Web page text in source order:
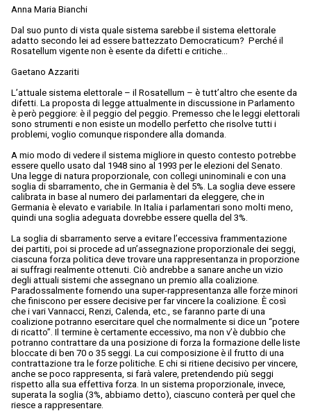
Anna Maria Bianchi
Dal suo punto di vista quale sistema sarebbe il sistema elettorale
adatto secondo lei ad essere battezzato Democraticum? Perché il
Rosatellum vigente non è esente da difetti e critiche…
Gaetano Azzariti
L’attuale sistema elettorale – il Rosatellum – è tutt’altro che esente da
difetti. La proposta di legge attualmente in discussione in Parlamento
è però peggiore: è il peggio del peggio. Premesso che le leggi elettorali
sono strumenti e non esiste un modello perfetto che risolve tutti i
problemi, voglio comunque rispondere alla domanda.
A mio modo di vedere il sistema migliore in questo contesto potrebbe
essere quello usato dal 1948 sino al 1993 per le elezioni del Senato.
Una legge di natura proporzionale, con collegi uninominali e con una
soglia di sbarramento, che in Germania è del 5%. La soglia deve essere
calibrata in base al numero dei parlamentari da eleggere, che in
Germania è elevato e variabile. In Italia i parlamentari sono molti meno,
quindi una soglia adeguata dovrebbe essere quella del 3%.
La soglia di sbarramento serve a evitare l’eccessiva frammentazione
dei partiti, poi si procede ad un’assegnazione proporzionale dei seggi,
ciascuna forza politica deve trovare una rappresentanza in proporzione
ai suffragi realmente ottenuti. Ciò andrebbe a sanare anche un vizio
degli attuali sistemi che assegnano un premio alla coalizione.
Paradossalmente fornendo una super-rappresentanza alle forze minori
che finiscono per essere decisive per far vincere la coalizione. È così
che i vari Vannacci, Renzi, Calenda, etc., se faranno parte di una
coalizione potranno esercitare quel che normalmente si dice un “potere
di ricatto”. Il termine è certamente eccessivo, ma non v’è dubbio che
potranno contrattare da una posizione di forza la formazione delle liste
bloccate di ben 70 o 35 seggi. La cui composizione è il frutto di una
contrattazione tra le forze politiche. E chi si ritiene decisivo per vincere,
anche se poco rappresenta, si farà valere, pretendendo più seggi
rispetto alla sua effettiva forza. In un sistema proporzionale, invece,
superata la soglia (3%, abbiamo detto), ciascuno conterà per quel che
riesce a rappresentare.